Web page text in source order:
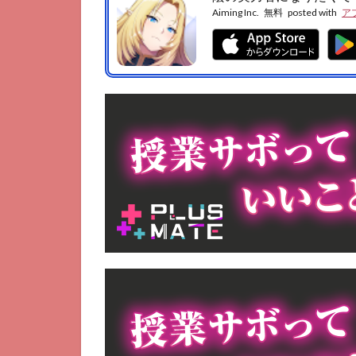
話
4
ま
と
Aiming Inc. 無料 posted with ア